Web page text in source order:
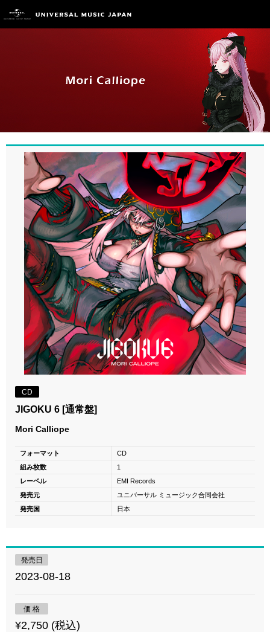
CD
JIGOKU 6 [通常盤]
Mori Calliope
フォーマット
CD
組み枚数
1
レーベル
EMI Records
発売元
ユニバーサル ミュージック合同会社
発売国
日本
発売日
2023-08-18
価 格
¥2,750 (税込)